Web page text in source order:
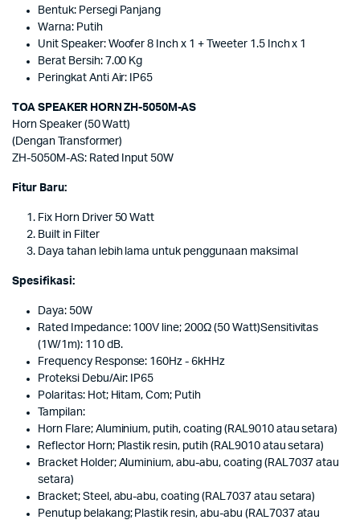
Bentuk: Persegi Panjang
Warna: Putih
Unit Speaker: Woofer 8 Inch x 1 + Tweeter 1.5 Inch x 1
Berat Bersih: 7.00 Kg
Peringkat Anti Air: IP65
TOA SPEAKER HORN ZH-5050M-AS
Horn Speaker (50 Watt)
(Dengan Transformer)
ZH-5050M-AS: Rated Input 50W
Fitur Baru:
Fix Horn Driver 50 Watt
Built in Filter
Daya tahan lebih lama untuk penggunaan maksimal
Spesifikasi:
Daya: 50W
Rated Impedance: 100V line; 200Ω (50 Watt)Sensitivitas
(1W/1m): 110 dB.
Frequency Response: 160Hz - 6kHHz
Proteksi Debu/Air: IP65
Polaritas: Hot; Hitam, Com; Putih
Tampilan:
Horn Flare; Aluminium, putih, coating (RAL9010 atau setara)
Reflector Horn; Plastik resin, putih (RAL9010 atau setara)
Bracket Holder; Aluminium, abu-abu, coating (RAL7037 atau
setara)
Bracket; Steel, abu-abu, coating (RAL7037 atau setara)
Penutup belakang; Plastik resin, abu-abu (RAL7037 atau